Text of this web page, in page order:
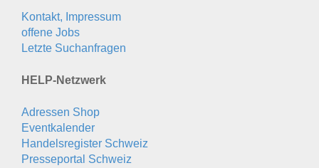
Kontakt, Impressum
offene Jobs
Letzte Suchanfragen
HELP-Netzwerk
Adressen Shop
Eventkalender
Handelsregister Schweiz
Presseportal Schweiz